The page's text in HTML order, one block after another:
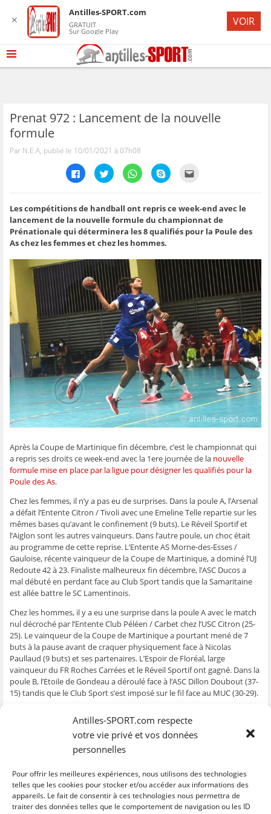
Antilles-SPORT.com respecte
votre vie privé et vos données
personnelles
Pour offrir les meilleures expériences, nous utilisons des technologies
telles que les cookies pour stocker et/ou accéder aux informations des
appareils. Le fait de consentir à ces technologies nous permettra de
traiter des données telles que le comportement de navigation ou les ID
Prenat 972 : Lancement de la nouvelle
formule
Par N.E.A, publié le 10/01/2021 à 07h08
C
l
e
z
p
o
u
r
a
t
a
g
e
r
s
u
r
F
a
c
e
b
o
o
k
(
o
u
v
e
n
u
n
e
u
v
e
l
e
f
e
n
ê
t
r
e
)
C
l
e
z
p
o
u
r
a
r
t
a
g
e
r
s
u
r
T
w
i
t
t
e
r
(
o
u
v
r
e
d
s
n
e
n
v
e
l
e
f
e
n
ê
r
e
)
C
l
e
z
p
o
u
r
a
t
a
g
e
r
s
u
r
W
h
a
t
s
A
p
p
o
u
v
r
e
n
s
u
n
e
u
v
e
l
e
f
e
n
ê
t
r
e
C
l
e
z
p
o
u
a
r
t
a
g
e
r
s
u
r
S
k
y
p
e
(
o
u
v
e
d
a
n
n
n
o
u
l
e
e
n
ê
t
r
e
)
e
z
p
o
u
n
v
o
y
e
r
p
a
r
e
-
m
a
i
l
à
u
n
a
m
i
(
o
u
e
d
a
n
s
e
n
o
u
v
e
l
l
e
f
e
n
ê
)
Les compétitions de handball ont repris ce week-end avec le
lancement de la nouvelle formule du championnat de
Prénationale qui déterminera les 8 qualifiés pour la Poule des
As chez les femmes et chez les hommes.
Après la Coupe de Martinique fin décembre, c’est le championnat qui
a repris ses droits ce week-end avec la 1ere journée de la nouvelle
formule mise en place par la ligue pour désigner les qualifiés pour la
Poule des As.
Chez les femmes, il n’y a pas eu de surprises. Dans la poule A, l’Arsenal
a défait l’Entente Citron / Tivoli avec une Emeline Telle repartie sur les
mêmes bases qu’avant le confinement (9 buts). Le Réveil Sportif et
l’Aiglon sont les autres vainqueurs. Dans l’autre poule, un choc était
au programme de cette reprise. L’Entente AS Morne-des-Esses /
Gauloise, récente vainqueur de la Coupe de Martinique, a dominé l’UJ
Redoute 42 à 23. Finaliste malheureux fin décembre, l’ASC Ducos a
mal débuté en perdant face au Club Sport tandis que la Samaritaine
est allée battre le SC Lamentinois.
Chez les hommes, il y a eu une surprise dans la poule A avec le match
nul décroché par l’Entente Club Péléen / Carbet chez l’USC Citron (25-
25). Le vainqueur de la Coupe de Martinique a pourtant mené de 7
buts à la pause avant de craquer physiquement face à Nicolas
Paullaud (9 buts) et ses partenaires. L’Espoir de Floréal, large
vainqueur du FR Roches Carrées et le Réveil Sportif ont gagné. Dans la
poule B, l’Etoile de Gondeau a déroulé face à l’ASC Dillon Doubout (37-
15) tandis que le Club Sport s’est imposé sur le fil face au MUC (30-29).
Résultats Poule B féminine
Résultats Poule A masculine
>> Nouvelle formule
✕
Antilles-SPORT.com
GRATUIT
Sur Google Play
VOIR